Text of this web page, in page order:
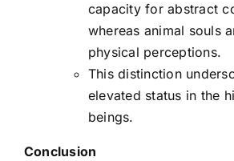
capacity for abstract
whereas animal souls
physical perceptions.
This distinction
elevated status in the
beings.
Conclusion